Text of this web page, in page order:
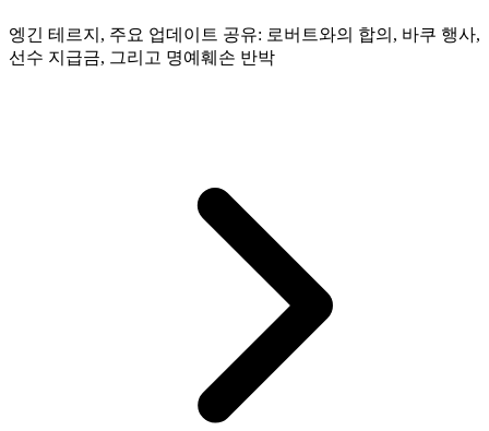
엥긴 테르지, 주요 업데이트 공유: 로버트와의 합의, 바쿠 행사,
선수 지급금, 그리고 명예훼손 반박